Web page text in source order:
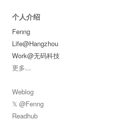
个人介绍
Fenng
Life@Hangzhou
Work@无码科技
更多...
Weblog
𝕏 @Fenng
Readhub